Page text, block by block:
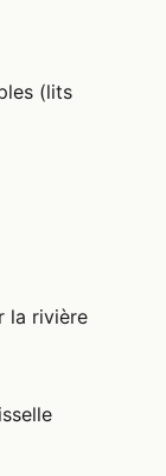
(lits
la rivière